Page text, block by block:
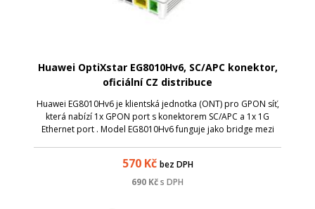
Huawei OptiXstar EG8010Hv6, SC/APC konektor,
oficiální CZ distribuce
Huawei EG8010Hv6 je klientská jednotka (ONT) pro GPON síť,
která nabízí 1x GPON port s konektorem SC/APC a 1x 1G
Ethernet port . Model EG8010Hv6 funguje jako bridge mezi
570Kč bez DPH
690 Kčs DPH